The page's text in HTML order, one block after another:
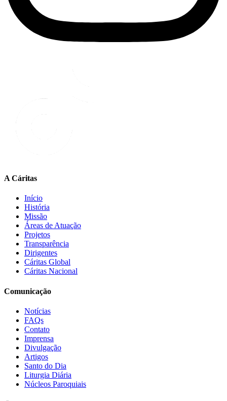
A Cáritas
Início
História
Missão
Áreas de Atuação
Projetos
Transparência
Dirigentes
Cáritas Global
Cáritas Nacional
Comunicação
Notícias
FAQs
Contato
Imprensa
Divulgação
Artigos
Santo do Dia
Liturgia Diária
Núcleos Paroquiais